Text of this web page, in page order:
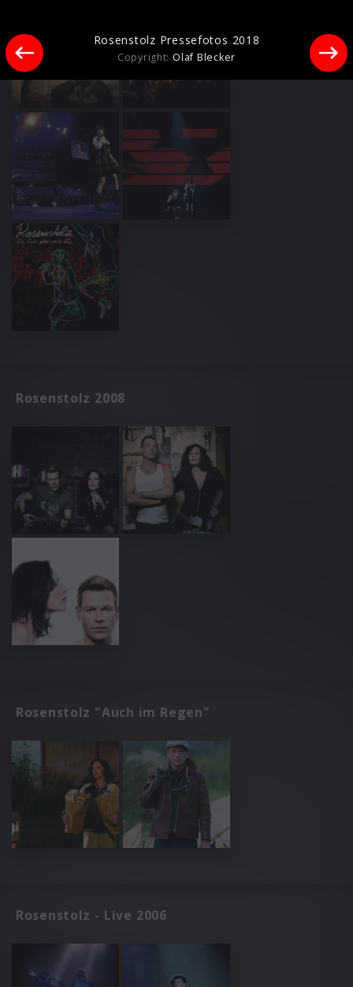
Rosenstolz 2008
Rosenstolz "Auch im Regen"
Rosenstolz - Live 2006
Rosenstolz Pressefotos 2018
Copyright: Olaf Blecker